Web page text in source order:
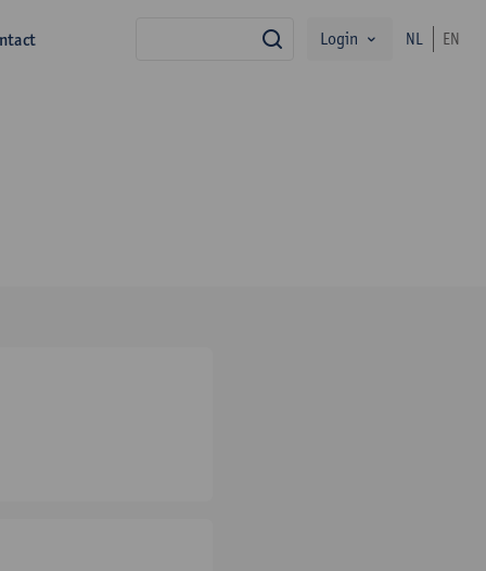
zoekLogin NL EN